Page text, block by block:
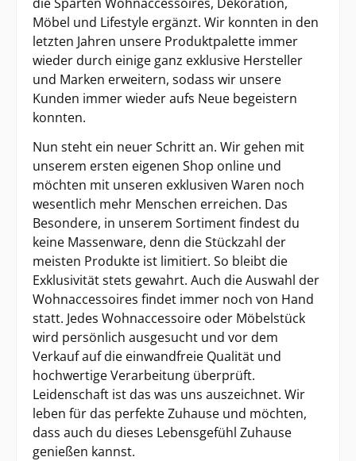
Möbel und Lifestyle ergänzt. Wir konnten in den
letzten Jahren unsere Produktpalette immer
wieder durch einige ganz exklusive Hersteller
und Marken erweitern, sodass wir unsere
Kunden immer wieder aufs Neue begeistern
konnten.
Nun steht ein neuer Schritt an. Wir gehen mit
unserem ersten eigenen Shop online und
möchten mit unseren exklusiven Waren noch
wesentlich mehr Menschen erreichen. Das
Besondere, in unserem Sortiment findest du
keine Massenware, denn die Stückzahl der
meisten Produkte ist limitiert. So bleibt die
Exklusivität stets gewahrt. Auch die Auswahl der
Wohnaccessoires findet immer noch von Hand
statt. Jedes Wohnaccessoire oder Möbelstück
wird persönlich ausgesucht und vor dem
Verkauf auf die einwandfreie Qualität und
hochwertige Verarbeitung überprüft.
Leidenschaft ist das was uns auszeichnet. Wir
leben für das perfekte Zuhause und möchten,
dass auch du dieses Lebensgefühl Zuhause
genießen kannst.